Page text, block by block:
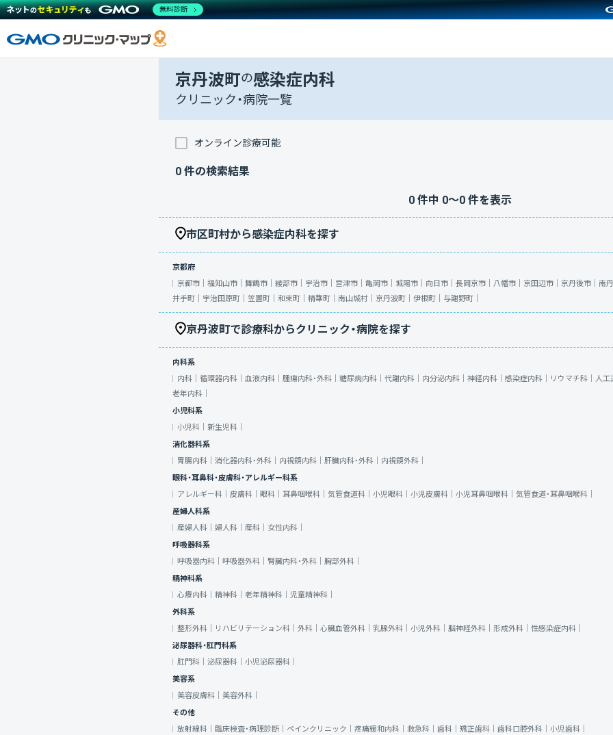
京丹波町の感染症内科
クリニック・病院一覧
オンライン診療可能
0 件の検索結果
0件中 0〜0件を表示
市区町村から感染症内科を探す
京都府
京都市｜ 福知山市｜ 舞鶴市｜ 綾部市｜ 宇治市｜ 宮津市｜ 亀岡市｜ 城陽市｜ 向日市｜ 長岡京市｜ 八幡市｜ 京田辺市｜ 京丹後市｜ 南丹
井手町｜ 宇治田原町｜ 笠置町｜ 和束町｜ 精華町｜ 南山城村｜ 京丹波町｜ 伊根町｜ 与謝野町｜
京丹波町で診療科からクリニック・病院を探す
内科系
内科｜ 循環器内科｜ 血液内科｜ 腫瘍内科・外科｜ 糖尿病内科｜ 代謝内科｜ 内分泌内科｜ 神経内科｜ 感染症内科｜ リウマチ科｜ 人工
老年内科｜
小児科系
小児科｜ 新生児科｜
消化器科系
胃腸内科｜ 消化器内科・外科｜ 内視鏡内科｜ 肝臓内科・外科｜ 内視鏡外科｜
眼科・耳鼻科・皮膚科・アレルギー科系
アレルギー科｜ 皮膚科｜ 眼科｜ 耳鼻咽喉科｜ 気管食道科｜ 小児眼科｜ 小児皮膚科｜ 小児耳鼻咽喉科｜ 気管食道・耳鼻咽喉科｜
産婦人科系
産婦人科｜ 婦人科｜ 産科｜ 女性内科｜
呼吸器科系
呼吸器内科｜ 呼吸器外科｜ 腎臓内科・外科｜ 胸部外科｜
精神科系
心療内科｜ 精神科｜ 老年精神科｜ 児童精神科｜
外科系
整形外科｜
リハビリテーション科｜ 外科｜ 心臓血管外科｜ 乳腺外科｜ 小児外科｜ 脳神経外科｜ 形成外科｜ 性感染症内科｜
泌尿器科・肛門科系
肛門科｜ 泌尿器科｜ 小児泌尿器科｜
美容系
美容皮膚科｜ 美容外科｜
その他
放射線科｜ 臨床検査・病理診断｜ ペインクリニック｜ 疼痛緩和内科｜ 救急科｜ 歯科｜ 矯正歯科｜ 歯科口腔外科｜ 小児歯科｜
無料診断